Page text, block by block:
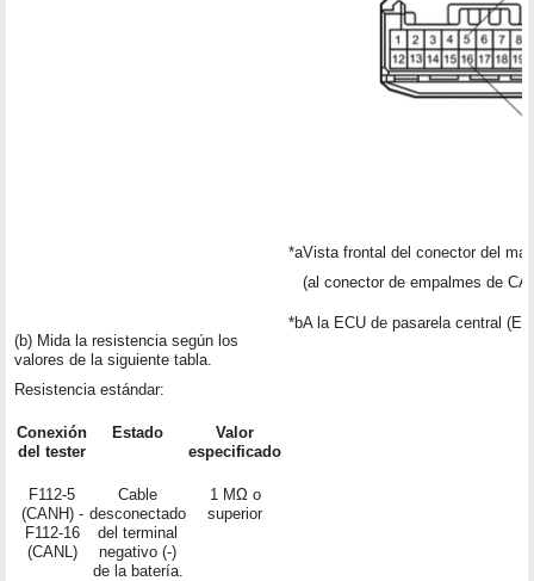
(b) Mida la resistencia según los
valores de la siguiente tabla.
Resistencia estándar:
Conexión
del tester
Estado
Valor
especificado
F112-5
(CANH) -
F112-16
(CANL)
Cable
desconectado
del terminal
negativo (-)
de la batería.
1 MΩ o
superior
*aVista frontal del conector del
(al conector de empalmes de
*bA la ECU de pasarela central